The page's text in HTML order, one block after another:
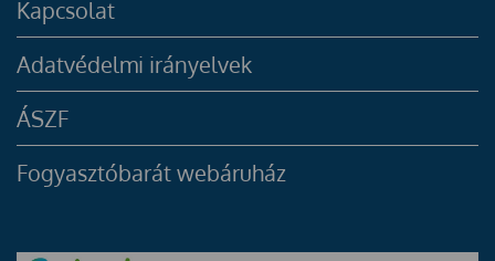
Kapcsolat
Adatvédelmi irányelvek
ÁSZF
Fogyasztóbarát webáruház